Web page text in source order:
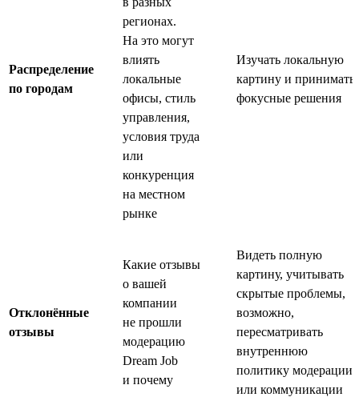
Распределение
по городам
регионах.
На это могут
влиять
локальные
офисы, стиль
управления,
условия труда
или
конкуренция
на местном
рынке
Изучать локальную
картину и принимать
фокусные решения
Отклонённые
отзывы
Какие отзывы
о вашей
компании
не прошли
модерацию
Dream Job
и почему
Видеть полную
картину, учитывать
скрытые проблемы,
возможно,
пересматривать
внутреннюю
политику модерации
или коммуникации